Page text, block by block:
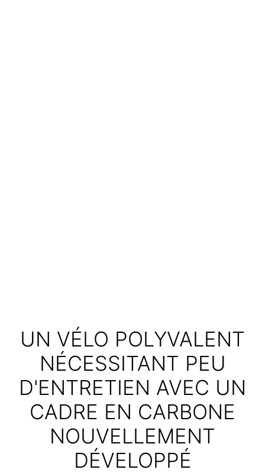
UN VÉLO POLYVALENT
NÉCESSITANT PEU
D'ENTRETIEN AVEC UN
CADRE EN CARBONE
NOUVELLEMENT
DÉVELOPPÉ